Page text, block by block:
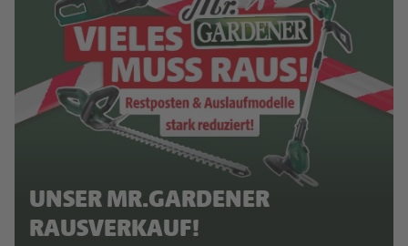
UNSER MR.GARDENER
RAUSVERKAUF!